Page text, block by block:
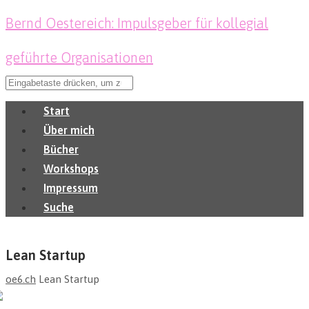
Bernd Oestereich: Impulsgeber für kollegial
geführte Organisationen
Start
Über mich
Bücher
Workshops
Impressum
Suche
Lean Startup
oe6.ch Lean Startup